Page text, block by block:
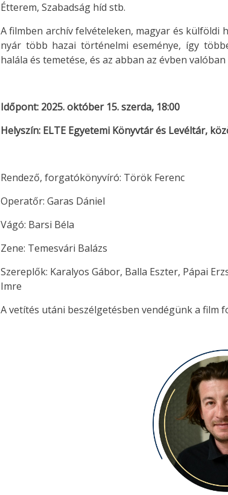
Étterem, Szabadság híd stb.
A filmben archív felvételeken, magyar és külföldi
nyár több hazai történelmi eseménye, így
halála és temetése, és az abban az évben
Időpont: 2025. október 15. szerda, 18:00
Helyszín: ELTE Egyetemi Könyvtár és Levéltár,
Rendező, forgatókönyvíró: Török Ferenc
Operatőr: Garas Dániel
Vágó: Barsi Béla
Zene: Temesvári Balázs
Szereplők: Karalyos Gábor, Balla Eszter, Pápai
Imre
A vetítés utáni beszélgetésben vendégünk a film